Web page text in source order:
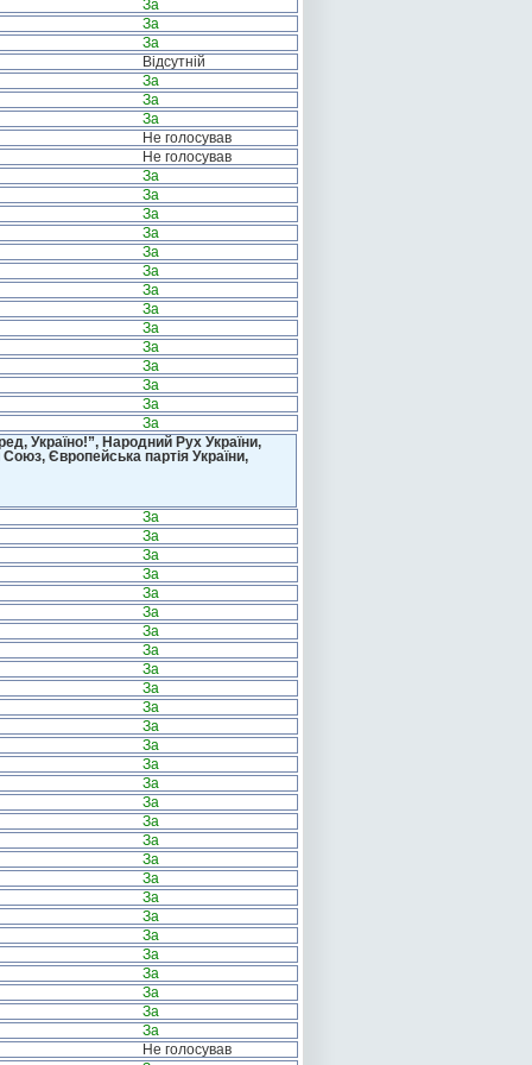
За
За
За
Відсутній
За
За
За
Не голосував
Не голосував
За
За
За
За
За
За
За
За
За
За
За
За
За
За
Україно!”, Народний Рух України,
Європейська партія України,
За
За
За
За
За
За
За
За
За
За
За
За
За
За
За
За
За
За
За
За
За
За
За
За
За
За
За
За
Не голосував